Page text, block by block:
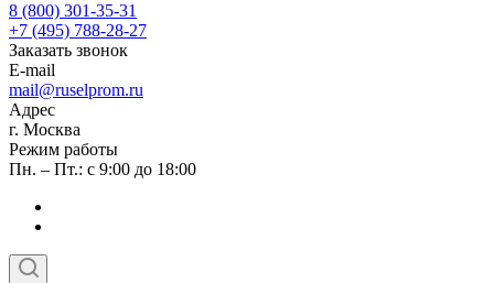
8 (800) 301-35-31
+7 (495) 788-28-27
Заказать звонок
E-mail
mail@ruselprom.ru
Адрес
г. Москва
Режим работы
Пн. – Пт.: с 9:00 до 18:00